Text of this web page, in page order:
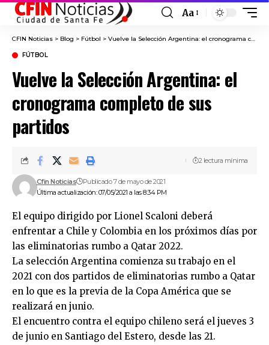
Font
Resizer
Aa
CFIN Noticias > Blog > Fútbol > Vuelve la Selección Argentina: el cronograma completo de sus partidos
FÚTBOL
Vuelve la Selección Argentina: el
cronograma completo de sus
partidos
Última actualización: 07/05/2021 a las 8:34 PM
Cfin Noticias Publicado 7 de mayo de 2021
2 lectura mínima
El equipo dirigido por Lionel Scaloni deberá
enfrentar a Chile y Colombia en los próximos días por
las eliminatorias rumbo a Qatar 2022.
La selección Argentina comienza su trabajo en el
2021 con dos partidos de eliminatorias rumbo a Qatar
en lo que es la previa de la Copa América que se
realizará en junio.
El encuentro contra el equipo chileno será el jueves 3
de junio en Santiago del Estero, desde las 21.